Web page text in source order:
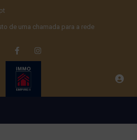
de uma chamada para a rede